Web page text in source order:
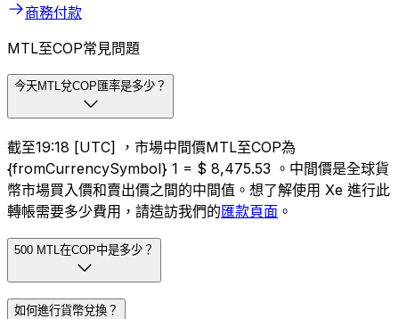
商務付款
MTL至COP常見問題
今天MTL兌COP匯率是多少？
截至19:18 [UTC] ，市場中間價MTL至COP為
{fromCurrencySymbol} 1 = $ 8,475.53 。中間價是全球貨
幣市場買入價和賣出價之間的中間值。想了解使用 Xe 進行此
轉帳需要多少費用，請造訪我們的匯款頁面 。
500 MTL在COP中是多少？
如何進行貨幣兌換？